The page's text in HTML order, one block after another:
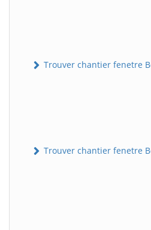
Trouver chantier fenetre
Trouver chantier fenetre